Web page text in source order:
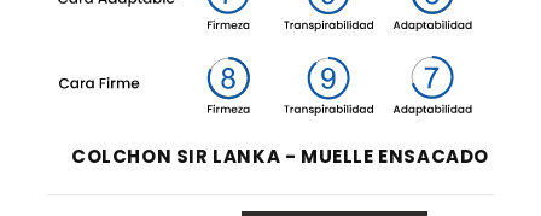
COLCHON SIR LANKA - MUELLE ENSACADO